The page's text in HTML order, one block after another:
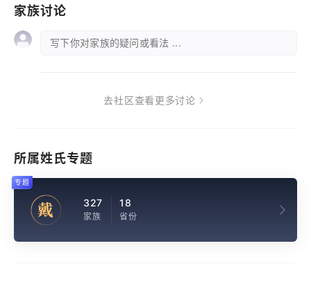
家族讨论
写下你对家族的疑问或看法 ...
去社区查看更多讨论
所属姓氏专题
戴 327
家族
18
省份
专题